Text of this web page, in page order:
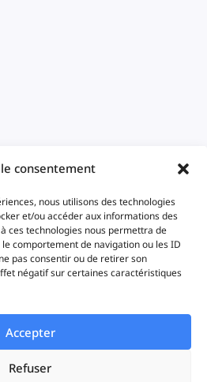
consentement
nous utilisons des technologies
et/ou accéder aux informations des
ces technologies nous permettra de
comportement de navigation ou les ID
pas consentir ou de retirer son
négatif sur certaines caractéristiques
Accepter
Refuser